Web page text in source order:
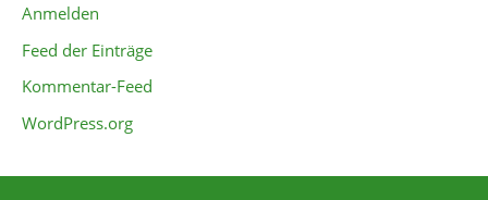
Anmelden
Feed der Einträge
Kommentar-Feed
WordPress.org